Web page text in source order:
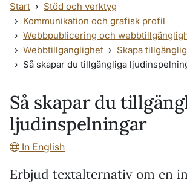
Start
Stöd och verktyg
Kommunikation och grafisk profil
Webbpublicering och
Webbtillgänglighet
Skapa
Så skapar du tillgängliga
Så skapar du
ljudinspelningar
In English
Erbjud textalternativ om en